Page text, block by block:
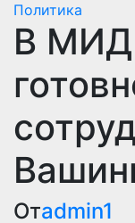
Политика
В МИД
Отadmin1